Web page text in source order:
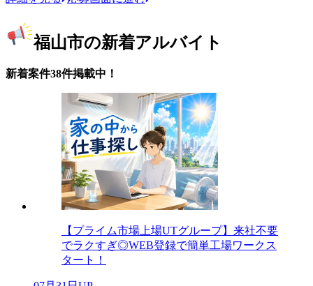
福山市の新着アルバイト
新着案件38件掲載中！
【プライム市場上場UTグループ】来社不要
でラクすぎ◎WEB登録で簡単工場ワークス
タート！